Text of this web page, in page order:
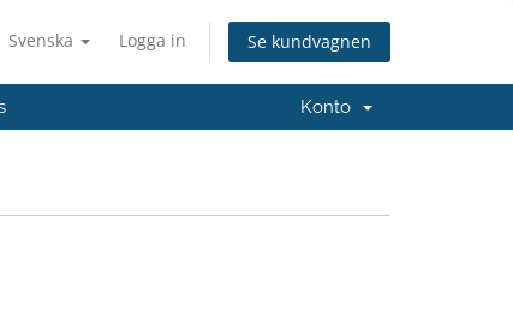
Svenska Logga in Se kundvagnen
Konto